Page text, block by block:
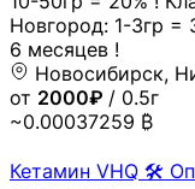
Новгород: 1-3гр =
6 месяцев !
Новосибирск,
от 2000₽ / 0.5г
~0.00037259 ₿
Кетамин VHQ 🛠